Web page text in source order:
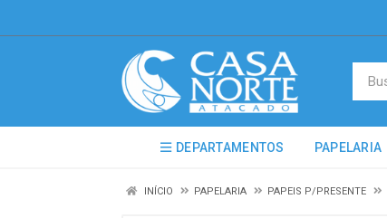
DEPARTAMENTOS PAPELARIA
INÍCIO PAPELARIA PAPEIS P/PRESENTE